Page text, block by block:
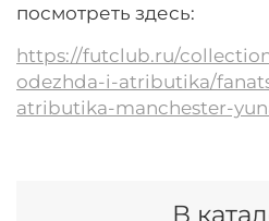
посмотреть здесь:
https://futclub.ru/
odezhda-i-atributika/
atributika-manchester-
В